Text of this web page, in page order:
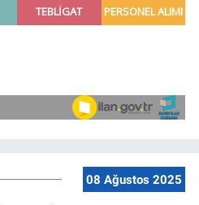
08 Ağustos 2025